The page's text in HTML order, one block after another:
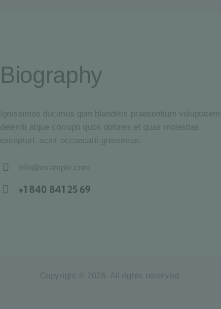
Biography
Ignissimos ducimus quin blandiitis praesentium voluptatem
deleniti atque corrupti quos dolores et quas molestias
excepturi. scint occaecatti gnissimus.
m
info@example.com
+1 840 841 25 69
Copyright © 2026. All rights reserved.